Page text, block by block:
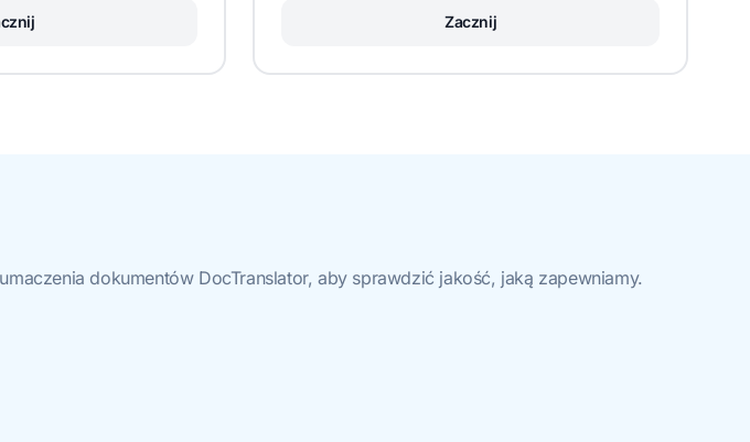
Zacznij
dokumentów DocTranslator, aby sprawdzić jakość, jaką zapewniamy.